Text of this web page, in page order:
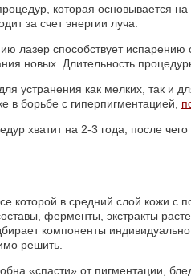
которая основывается на
за счет энергии луча.
лазер способствует испарению
новых. Длительность
устранения как мелких, так и
в борьбе с гиперпигментацией,
хватит на 2-3 года, после
которой в средний слой кожи с
ферменты, экстракты
компоненты
решить.
«спасти» от пигментации,